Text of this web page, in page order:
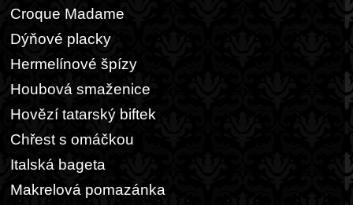
Croque Madame
Dýňové placky
Hermelínové špízy
Houbová smaženice
Hovězí tatarský biftek
Chřest s omáčkou
Italská bageta
Makrelová pomazánka